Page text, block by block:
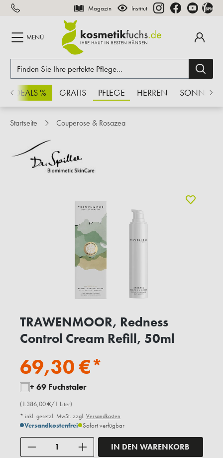
springen Magazin Institut
MENÜ
% GRATIS PFLEGE HERREN SONNE
Startseite Couperose & Rosazea
TRAWENMOOR, Redness
Control Cream Refill, 50ml
69,30 €*
+ 69 Fuchstaler
(1.386,00 €/1 Liter)
* inkl. gesetzl. MwSt. zzgl. Versandkosten
Versandkostenfrei Sofort verfügbar
IN DEN WARENKORB